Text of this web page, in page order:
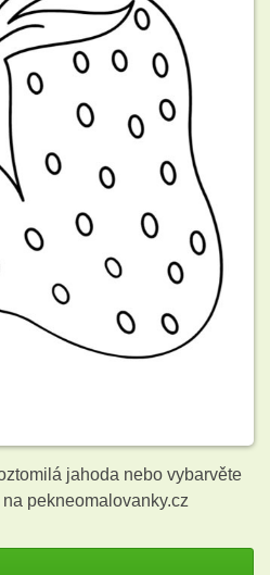
jahoda nebo vybarvěte
na pekneomalovanky.cz